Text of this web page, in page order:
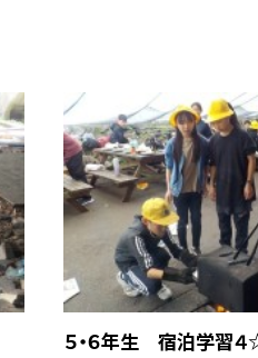
５・６年生 宿泊学習